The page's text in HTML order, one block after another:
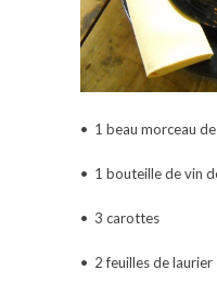
• 1 beau morceau
• 1 bouteille de vin
• 3 carottes
• 2 feuilles de laurier